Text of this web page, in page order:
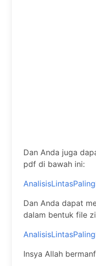
Dan Anda juga
pdf di bawah ini:
Dan Anda dapat
dalam bentuk file
Insya Allah